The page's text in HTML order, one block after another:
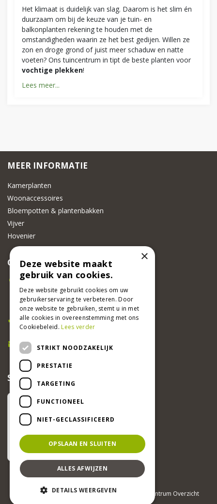
Het klimaat is duidelijk van slag. Daarom is het slim én
duurzaam om bij de keuze van je tuin- en
balkonplanten rekening te houden met de
omstandigheden waarin ze het best gedijen. Willen ze
zon en droge grond of juist meer schaduw en natte
voeten? Ons tuincentrum in tipt de beste planten voor
vochtige plekken!
Lees meer...
MEER INFORMATIE
Kamerplanten
Woonaccessoires
Bloempotten & plantenbakken
Vijver
Hovenier
CONTACT
Beeker Tuincentrum
Adsteeg 31
6191 PW Beek
Bel ons
046 437 2881
E-mail
info@beekertuincentrum.nl
SCHRIJF EEN RECENSIE EN WIN!
© Beeker Tuincentrum Green Solutions Tuincentrum Overzicht
×
Deze website maakt
gebruik van cookies.
Deze website gebruikt cookies om uw
gebruikerservaring te verbeteren. Door
onze website te gebruiken, stemt u in met
alle cookies in overeenstemming met ons
Cookiebeleid.Lees verder
STRIKT NOODZAKELIJK
PRESTATIE
TARGETING
FUNCTIONEEL
NIET-GECLASSIFICEERD
OPSLAAN EN SLUITEN
ALLES AFWIJZEN
DETAILS WEERGEVEN